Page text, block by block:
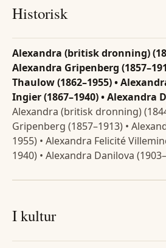
Historisk
Alexandra (britisk dronning)
Alexandra Gripenberg
Thaulow (1862–1955) •
Ingier (1867–1940) • Alexandra
Alexandra (britisk dronning)
Gripenberg (1857–1913) •
1955) • Alexandra Felicité
1940) • Alexandra Danilova
I kultur